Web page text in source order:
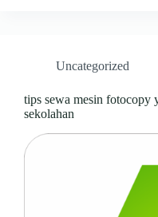
Uncategorized
tips sewa mesin fotocopy
sekolahan